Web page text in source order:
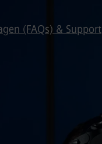
(FAQs) & Support